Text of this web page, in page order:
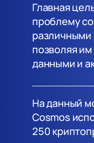
На данный
Cosmos
250
Главная
проблему
позволяя
данными и